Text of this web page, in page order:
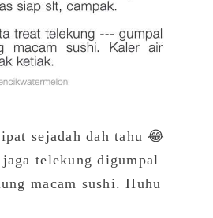
sejadah dah tahu 😂
telekung digumpal
macam sushi. Huhu